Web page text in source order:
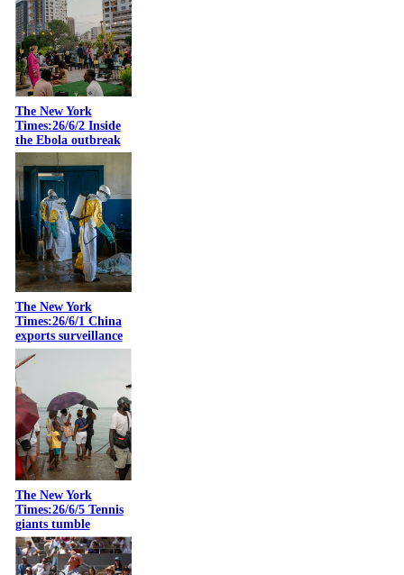
The New York
Times:26/6/2 Inside
the Ebola outbreak
The New York
Times:26/6/1 China
exports surveillance
The New York
Times:26/6/5 Tennis
giants tumble